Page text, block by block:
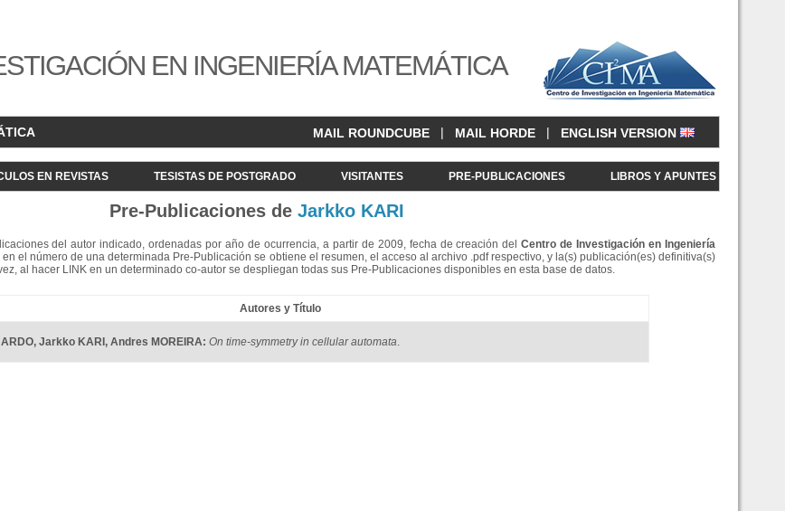
EN INGENIERÍA MATEMÁTICA
MAIL ROUNDCUBE | MAIL HORDE | ENGLISH VERSION
EN REVISTAS TESISTAS DE POSTGRADO VISITANTES PRE-PUBLICACIONES LIBROS Y APUNTES
Pre-Publicaciones de Jarkko KARI
del autor indicado, ordenadas por año de ocurrencia, a partir de 2009, fecha de creación delCentro de Investigación en Ingeniería
en el número de una determinada Pre-Publicación se obtiene el resumen, el acceso al archivo .pdf respectivo, y la(s) publicación(es) definitiva(s)
al hacer LINK en un determinado co-autor se despliegan todas sus Pre-Publicaciones disponibles en esta base de datos.
Autores y Título
, Jarkko KARI , Andres MOREIRA: On time-symmetry in cellular automata.